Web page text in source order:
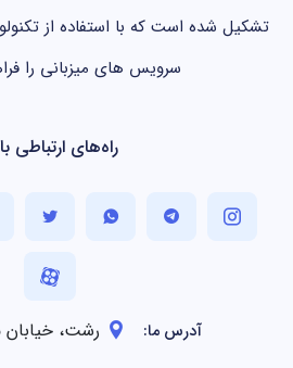
تشکیل شده است که با استفاده از
سرویس های میزبانی را
راه‌های ارتباطی
آدرس ما: رشت، خیابان